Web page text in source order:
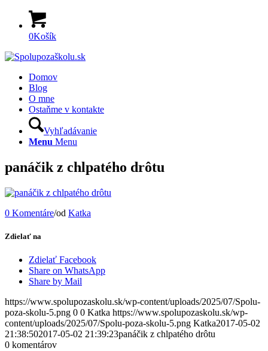
0Košík
Domov
Blog
O mne
Ostaňme v kontakte
Vyhľadávanie
Menu Menu
panáčik z chlpatého drôtu
0 Komentáre/od Katka
Zdielať na
Zdielať Facebook
Share on WhatsApp
Share by Mail
https://www.spolupozaskolu.sk/wp-content/uploads/2025/07/Spolu-
poza-skolu-5.png 0 0 Katka https://www.spolupozaskolu.sk/wp-
content/uploads/2025/07/Spolu-poza-skolu-5.png Katka2017-05-02
21:38:502017-05-02 21:39:23panáčik z chlpatého drôtu
0 komentárov